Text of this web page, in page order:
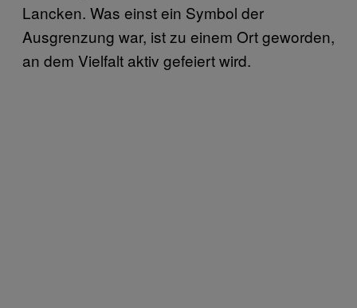
Lancken. Was einst ein Symbol der
Ausgrenzung war, ist zu einem Ort geworden,
an dem Vielfalt aktiv gefeiert wird.